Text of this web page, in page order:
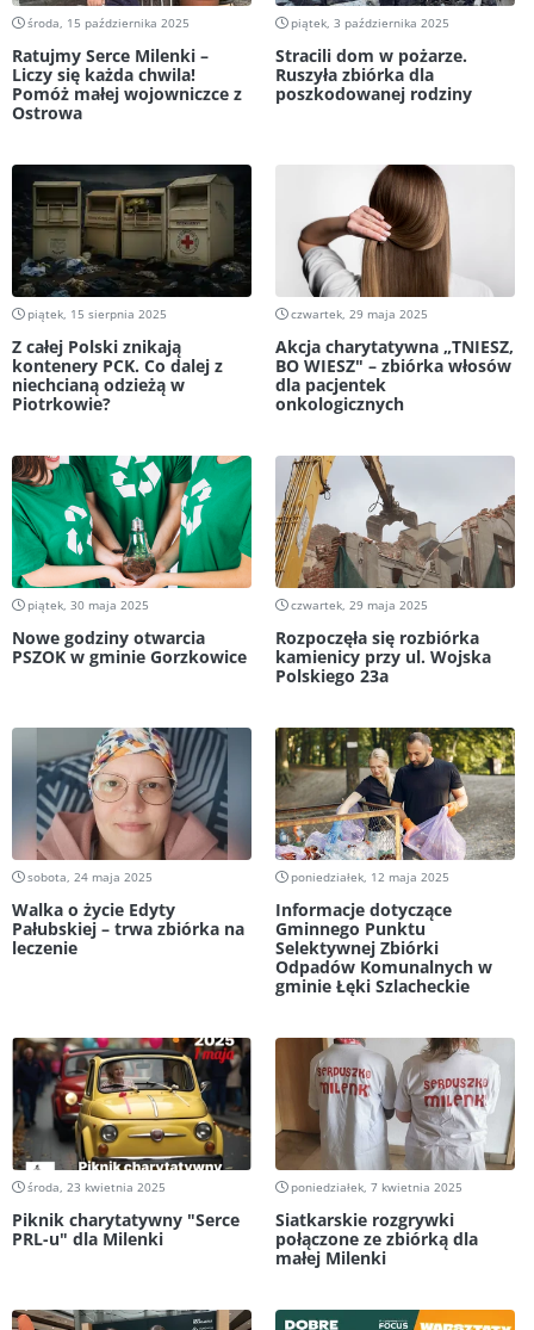
środa, 15 października 2025
Ratujmy Serce Milenki –
Liczy się każda chwila!
Pomóż małej wojowniczce z
Ostrowa
piątek, 3 października 2025
Stracili dom w pożarze.
Ruszyła zbiórka dla
poszkodowanej rodziny
piątek, 15 sierpnia 2025
Z całej Polski znikają
kontenery PCK. Co dalej z
niechcianą odzieżą w
Piotrkowie?
czwartek, 29 maja 2025
Akcja charytatywna „TNIESZ,
BO WIESZ" – zbiórka włosów
dla pacjentek
onkologicznych
piątek, 30 maja 2025
Nowe godziny otwarcia
PSZOK w gminie Gorzkowice
czwartek, 29 maja 2025
Rozpoczęła się rozbiórka
kamienicy przy ul. Wojska
Polskiego 23a
sobota, 24 maja 2025
Walka o życie Edyty
Pałubskiej – trwa zbiórka na
leczenie
poniedziałek, 12 maja 2025
Informacje dotyczące
Gminnego Punktu
Selektywnej Zbiórki
Odpadów Komunalnych w
gminie Łęki Szlacheckie
środa, 23 kwietnia 2025
Piknik charytatywny "Serce
PRL-u" dla Milenki
poniedziałek, 7 kwietnia 2025
Siatkarskie rozgrywki
połączone ze zbiórką dla
małej Milenki